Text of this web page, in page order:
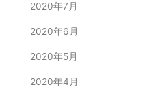
2020年7月
2020年6月
2020年5月
2020年4月